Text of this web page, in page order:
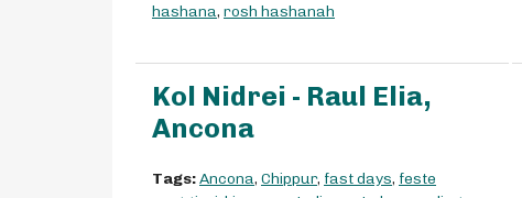
hashana, rosh hashanah
Kol Nidrei - Raul Elia,
Ancona
Tags:Ancona, Chippur, fast days, feste